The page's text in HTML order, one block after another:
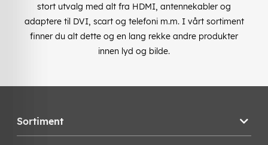
stort utvalg med alt fra HDMI, antennekabler og
adaptere til DVI, scart og telefoni m.m. I vårt sortiment
finner du alt dette og en lang rekke andre produkter
innen lyd og bilde.
Sortiment